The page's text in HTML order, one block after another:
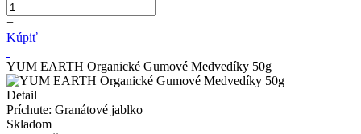
+
Kúpiť
YUM EARTH Organické Gumové Medvedíky 50g
Detail
Príchute: Granátové jablko
Skladom